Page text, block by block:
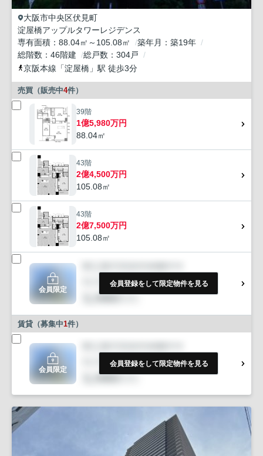
大阪市中央区伏見町
淀屋橋アップルタワーレジデンス
専有面積
88.04㎡～105.08㎡ 築年月
築19年
総階数
46階建 総戸数
304戸
京阪本線 「淀屋橋 」駅 徒歩3分
売買（販売中4件）
39階
1億5,980万円
88.04㎡
43階
2億4,500万円
105.08㎡
43階
2億7,500万円
105.08㎡
会員限定
会員登録をして限定物件を見る
賃貸（募集中1件）
会員限定
会員登録をして限定物件を見る